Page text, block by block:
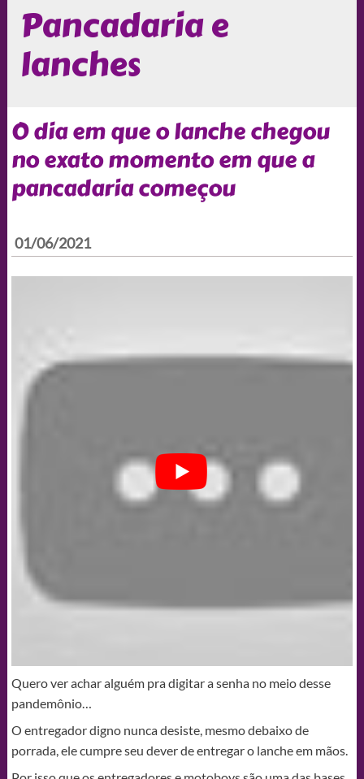
Pancadaria e
lanches
O dia em que o lanche chegou
no exato momento em que a
pancadaria começou
01/06/2021
Quero ver achar alguém pra digitar a senha no meio desse
pandemônio…
O entregador digno nunca desiste, mesmo debaixo de
porrada, ele cumpre seu dever de entregar o lanche em mãos.